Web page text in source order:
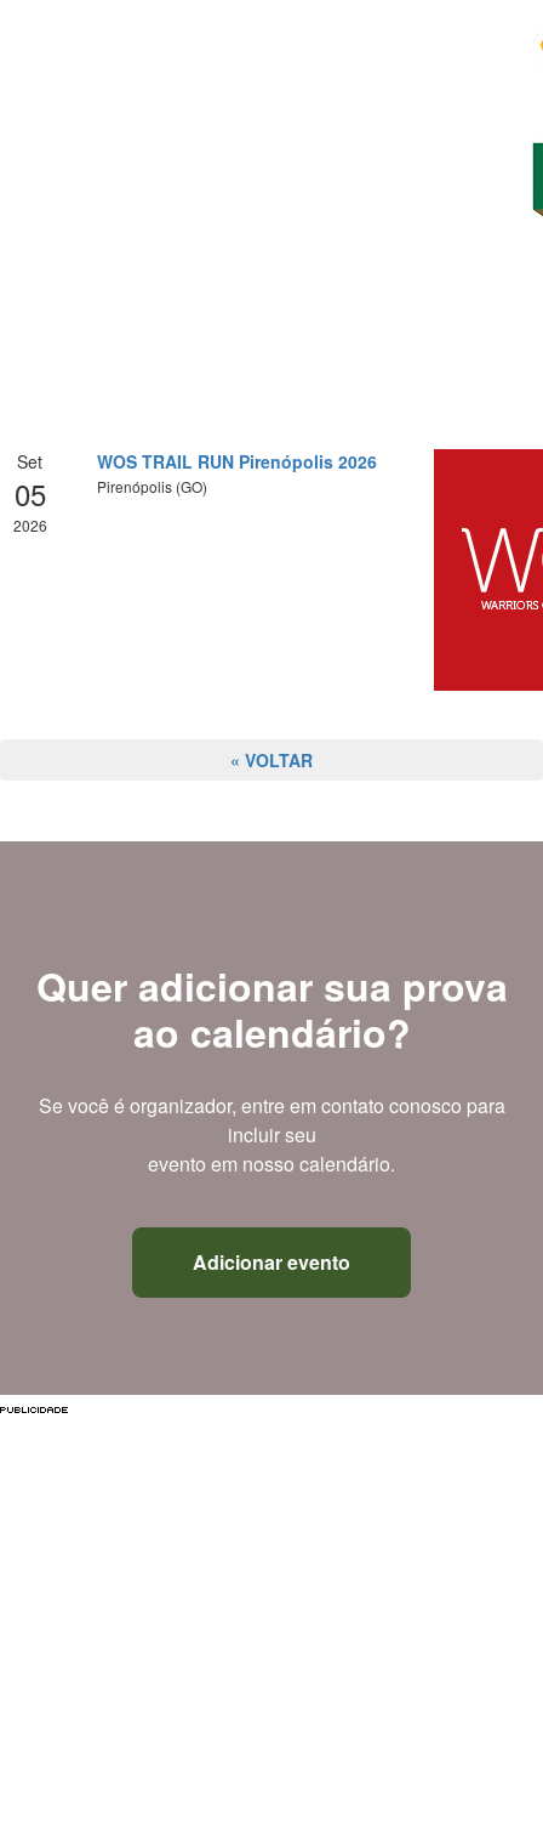
Set
05
2026
WOS TRAIL RUN Pirenópolis 2026
Pirenópolis (GO)
« VOLTAR
Quer adicionar sua prova
ao calendário?
Se você é organizador, entre em contato conosco para
incluir seu
evento em nosso calendário.
Adicionar evento